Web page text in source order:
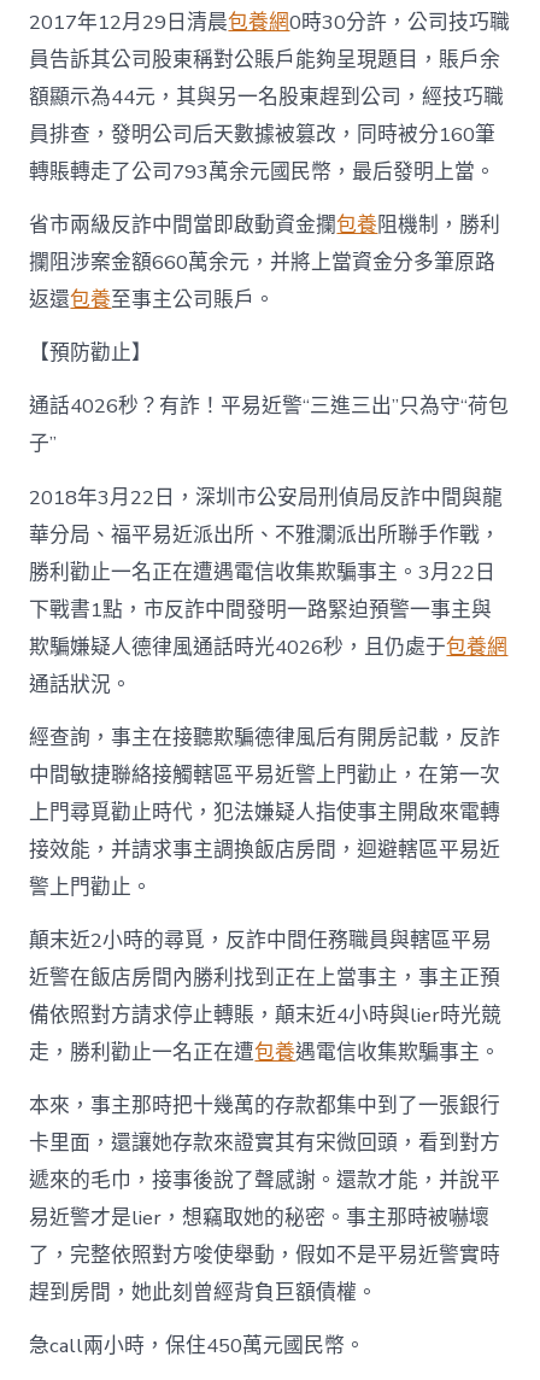
2017年12月29日清晨包養網0時30分許，公司技巧職
員告訴其公司股東稱對公賬戶能夠呈現題目，賬戶余
額顯示為44元，其與另一名股東趕到公司，經技巧職
員排查，發明公司后天數據被篡改，同時被分160筆
轉賬轉走了公司793萬余元國民幣，最后發明上當。
省市兩級反詐中間當即啟動資金攔包養阻機制，勝利
攔阻涉案金額660萬余元，并將上當資金分多筆原路
返還包養至事主公司賬戶。
【預防勸止】
通話4026秒？有詐！平易近警“三進三出”只為守“荷包
子”
2018年3月22日，深圳市公安局刑偵局反詐中間與龍
華分局、福平易近派出所、不雅瀾派出所聯手作戰，
勝利勸止一名正在遭遇電信收集欺騙事主。3月22日
下戰書1點，市反詐中間發明一路緊迫預警一事主與
欺騙嫌疑人德律風通話時光4026秒，且仍處于包養網
通話狀況。
經查詢，事主在接聽欺騙德律風后有開房記載，反詐
中間敏捷聯絡接觸轄區平易近警上門勸止，在第一次
上門尋覓勸止時代，犯法嫌疑人指使事主開啟來電轉
接效能，并請求事主調換飯店房間，迴避轄區平易近
警上門勸止。
顛末近2小時的尋覓，反詐中間任務職員與轄區平易
近警在飯店房間內勝利找到正在上當事主，事主正預
備依照對方請求停止轉賬，顛末近4小時與lier時光競
走，勝利勸止一名正在遭包養遇電信收集欺騙事主。
本來，事主那時把十幾萬的存款都集中到了一張銀行
卡里面，還讓她存款來證實其有宋微回頭，看到對方
遞來的毛巾，接事後說了聲感謝。還款才能，并說平
易近警才是lier，想竊取她的秘密。事主那時被嚇壞
了，完整依照對方唆使舉動，假如不是平易近警實時
趕到房間，她此刻曾經背負巨額債權。
急call兩小時，保住450萬元國民幣。